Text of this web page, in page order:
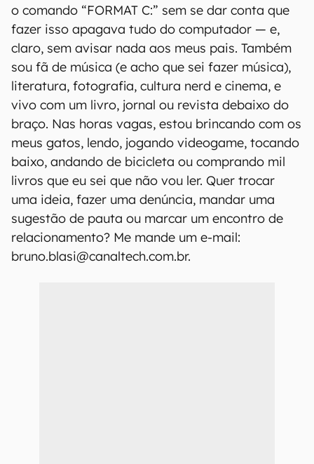
o comando “FORMAT C:” sem se dar conta que
fazer isso apagava tudo do computador — e,
claro, sem avisar nada aos meus pais. Também
sou fã de música (e acho que sei fazer música),
literatura, fotografia, cultura nerd e cinema, e
vivo com um livro, jornal ou revista debaixo do
braço. Nas horas vagas, estou brincando com os
meus gatos, lendo, jogando videogame, tocando
baixo, andando de bicicleta ou comprando mil
livros que eu sei que não vou ler. Quer trocar
uma ideia, fazer uma denúncia, mandar uma
sugestão de pauta ou marcar um encontro de
relacionamento? Me mande um e-mail:
bruno.blasi@canaltech.com.br.